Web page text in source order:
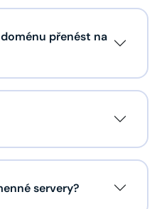
přenést na
servery?